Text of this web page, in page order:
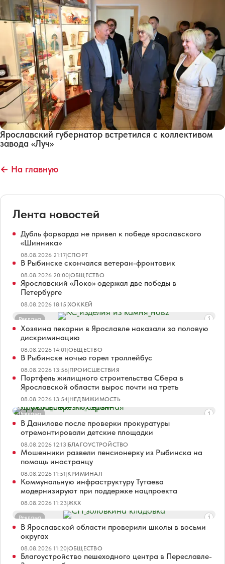
Ярославский губернатор встретился с коллективом
завода «Луч»
← На главную
Лента новостей
Дубль форварда не привел к победе ярославского
«Шинника»
08.08.2026 21:17|СПОРТ
В Рыбинске скончался ветеран-фронтовик
08.08.2026 20:00|ОБЩЕСТВО
Ярославский «Локо» одержал две победы в
Петербурге
08.08.2026 18:15|ХОККЕЙ
Реклама
Хозяина пекарни в Ярославле наказали за половую
дискриминацию
08.08.2026 14:01|ОБЩЕСТВО
В Рыбинске ночью горел троллейбус
08.08.2026 13:56|ПРОИСШЕСТВИЯ
Портфель жилищного строительства Сбера в
Ярославской области вырос почти на треть
08.08.2026 13:54|НЕДВИЖИМОСТЬ
Реклама
В Данилове после проверки прокуратуры
отремонтировали детские площадки
08.08.2026 12:13|БЛАГОУСТРОЙСТВО
Мошенники развели пенсионерку из Рыбинска на
помощь иностранцу
08.08.2026 11:51|КРИМИНАЛ
Коммунальную инфраструктуру Тутаева
модернизируют при поддержке нацпроекта
08.08.2026 11:23|ЖКХ
Реклама
В Ярославской области проверили школы в восьми
округах
08.08.2026 11:20|ОБЩЕСТВО
Благоустройство пешеходного центра в Переславле-